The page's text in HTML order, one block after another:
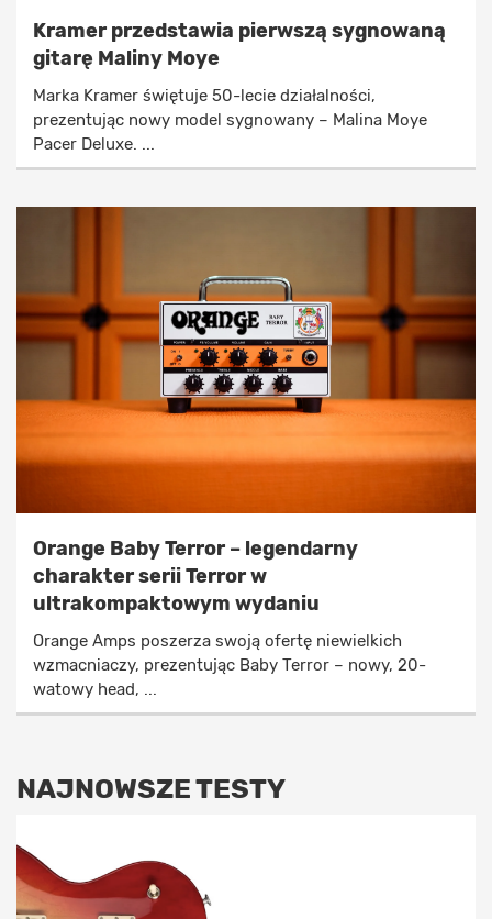
Kramer przedstawia pierwszą sygnowaną
gitarę Maliny Moye
Marka Kramer świętuje 50-lecie działalności,
prezentując nowy model sygnowany – Malina Moye
Pacer Deluxe. ...
Orange Baby Terror – legendarny
charakter serii Terror w
ultrakompaktowym wydaniu
Orange Amps poszerza swoją ofertę niewielkich
wzmacniaczy, prezentując Baby Terror – nowy, 20-
watowy head, ...
NAJNOWSZE TESTY